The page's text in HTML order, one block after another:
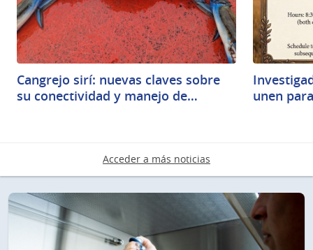
Cangrejo sirí: nuevas claves sobre
su conectividad y manejo de…
unen
Acceder a más noticias